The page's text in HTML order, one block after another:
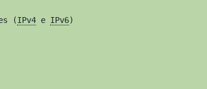
(IPv4 e IPv6)